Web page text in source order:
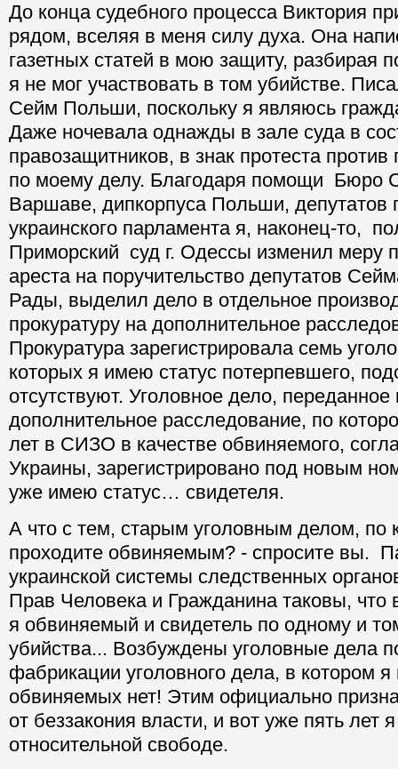
До конца судебного процесса Виктория
рядом, вселяя в меня силу духа. Она
газетных статей в мою защиту, разбирая
я не мог участвовать в том убийстве.
Сейм Польши, поскольку я являюсь
Даже ночевала однажды в зале суда в
правозащитников, в знак протеста против
по моему делу. Благодаря помощи Бюро
Варшаве, дипкорпуса Польши, депутатов
украинского парламента я, наконец-то,
Приморский суд г. Одессы изменил меру
ареста на поручительство депутатов
Рады, выделил дело в отдельное
прокуратуру на дополнительное
Прокуратура зарегистрировала семь
которых я имею статус потерпевшего,
отсутствуют. Уголовное дело, переданное
дополнительное расследование, по
лет в СИЗО в качестве обвиняемого,
Украины, зарегистрировано под новым
уже имею статус… свидетеля.
А что с тем, старым уголовным делом, по
проходите обвиняемым? - спросите вы.
украинской системы следственных
Прав Человека и Гражданина таковы, что
я обвиняемый и свидетель по одному и
убийства... Возбуждены уголовные дела
фабрикации уголовного дела, в котором
обвиняемых нет! Этим официально
от беззакония власти, и вот уже пять лет
относительной свободе.